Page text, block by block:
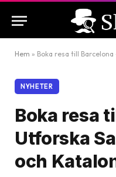
Hem » Boka resa till Barcelona –
NYHETER
Boka resa
Utforska
och